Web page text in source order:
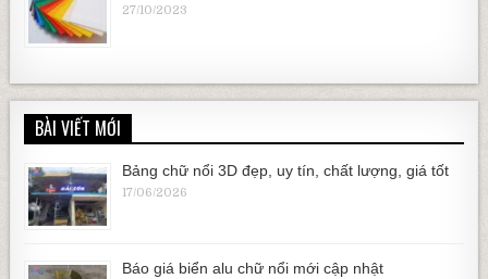
27/10/2023
BÀI VIẾT MỚI
Bảng chữ nổi 3D đẹp, uy tín, chất lượng, giá tốt
17/06/2026
Báo giá biển alu chữ nổi mới cập nhật